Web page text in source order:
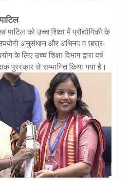
पाटिल को उच्च शिक्षा में प्रौद्योगिकी के
अनुसंधान और अभिनव व छात्र-
के लिए उच्च शिक्षा विभाग द्वारा वर्ष
पुरस्कार से सम्मानित किया गया है।